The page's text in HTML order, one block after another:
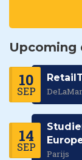
Upcoming
10
SEP
14
SEP
Parijs